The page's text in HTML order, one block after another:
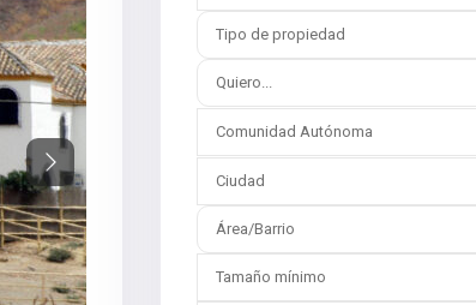
Next
Tipo de propiedad
Quiero...
Comunidad Autónoma
Ciudad
Área/Barrio